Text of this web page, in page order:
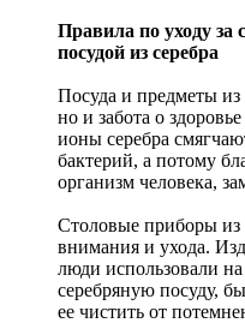
Правила по уходу
посудой из серебра
Посуда и предметы из
но и забота о
ионы серебра
бактерий, а потому
организм человека,
Столовые приборы из
внимания и ухода.
люди использовали
серебряную посуду,
ее чистить от